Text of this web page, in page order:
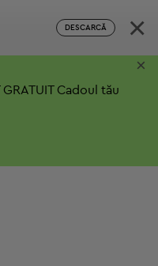
DESCARCĂ ×
GRATUITCadoul tău
×